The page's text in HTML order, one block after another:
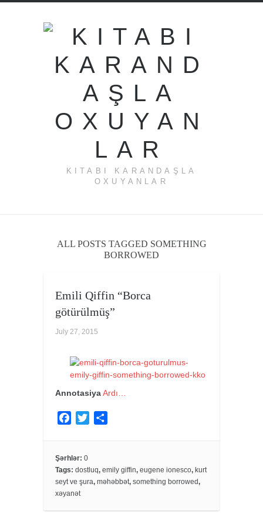
KITABI KARANDAŞLA
OXUYANLAR
ALL POSTS TAGGED SOMETHING
BORROWED
Emili Qiffin “Borca
götürülmüş”
July 27, 2015
AnnotasiyaArdı…
e
b
o
o
k
t
e
e
Şərhlər: 0
Tags: dostluq, emily giffin, eugene ionesco, kurt
seyt ve şura, məhəbbət, something borrowed,
xəyanət